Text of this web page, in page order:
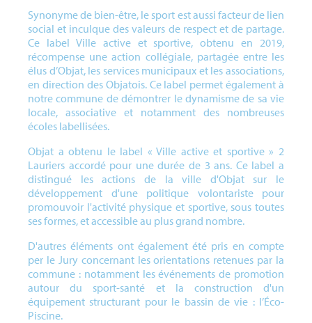
Synonyme de bien-être, le sport est aussi facteur de lien
social et inculque des valeurs de respect et de partage.
Ce label Ville active et sportive, obtenu en 2019,
récompense une action collégiale, partagée entre les
élus d’Objat, les services municipaux et les associations,
en direction des Objatois. Ce label permet également à
notre commune de démontrer le dynamisme de sa vie
locale, associative et notamment des nombreuses
écoles labellisées.
Objat a obtenu le label « Ville active et sportive » 2
Lauriers accordé pour une durée de 3 ans. Ce label a
distingué les actions de la ville d'Objat sur le
développement d'une politique volontariste pour
promouvoir l'activité physique et sportive, sous toutes
ses formes, et accessible au plus grand nombre.
D'autres éléments ont également été pris en compte
per le Jury concernant les orientations retenues par la
commune : notamment les événements de promotion
autour du sport-santé et la construction d'un
équipement structurant pour le bassin de vie : l’Éco-
Piscine.